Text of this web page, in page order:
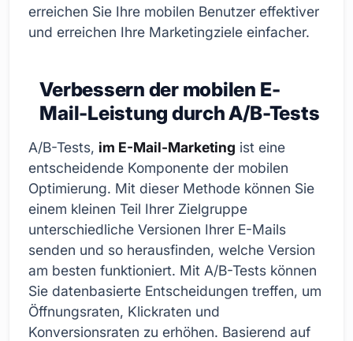
erreichen Sie Ihre mobilen Benutzer effektiver
und erreichen Ihre Marketingziele einfacher.
Verbessern der mobilen E-
Mail-Leistung durch A/B-Tests
A/B-Tests, im E-Mail-Marketing ist eine
entscheidende Komponente der mobilen
Optimierung. Mit dieser Methode können Sie
einem kleinen Teil Ihrer Zielgruppe
unterschiedliche Versionen Ihrer E-Mails
senden und so herausfinden, welche Version
am besten funktioniert. Mit A/B-Tests können
Sie datenbasierte Entscheidungen treffen, um
Öffnungsraten, Klickraten und
Konversionsraten zu erhöhen. Basierend auf